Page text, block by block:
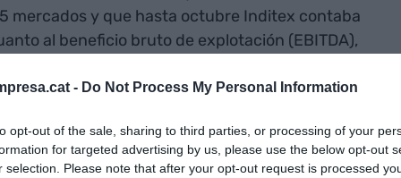
- Do Not Process My Personal Information
opt-out of the sale, sharing to third parties, or processing of your
for targeted advertising by us, please use the below opt-out
selection. Please note that after your opt-out request is processed
mercados y que hasta octubre Inditex contaba
al beneficio bruto de explotación (EBITDA),
de euros.
tiendas menos que en los nueve primeros
las que más cerraron, con 41 y 36,
es la firma que más tiendas concentra